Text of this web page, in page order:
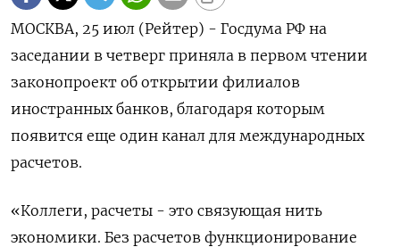
МОСКВА, 25 июл (Рейтер) - Госдума РФ на
заседании в четверг приняла в первом чтении
законопроект об открытии филиалов
иностранных банков, благодаря которым
появится еще один канал для международных
расчетов.
«Коллеги, расчеты - это связующая нить
экономики. Без расчетов функционирование